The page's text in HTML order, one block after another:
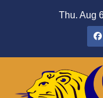
Thu. Aug